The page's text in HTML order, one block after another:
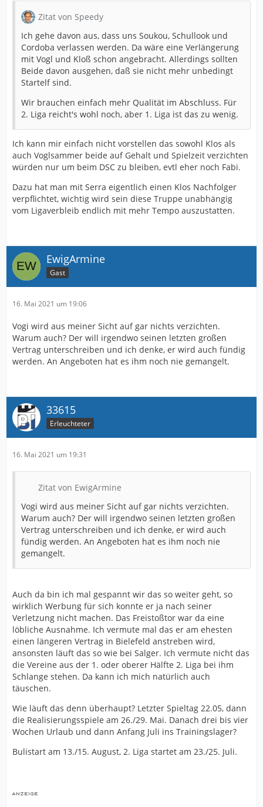
Zitat von Speedy
Ich gehe davon aus, dass uns Soukou, Schullook und
Cordoba verlassen werden. Da wäre eine Verlängerung
mit Vogl und Kloß schon angebracht. Allerdings sollten
Beide davon ausgehen, daß sie nicht mehr unbedingt
Startelf sind.
Wir brauchen einfach mehr Qualität im Abschluss. Für
2. Liga reicht's wohl noch, aber 1. Liga ist das zu wenig.
Ich kann mir einfach nicht vorstellen das sowohl Klos als
auch Voglsammer beide auf Gehalt und Spielzeit verzichten
würden nur um beim DSC zu bleiben, evtl eher noch Fabi.
Dazu hat man mit Serra eigentlich einen Klos Nachfolger
verpflichtet, wichtig wird sein diese Truppe unabhängig
vom Ligaverbleib endlich mit mehr Tempo auszustatten.
EwigArmine
Gast
16. Mai 2021 um 19:06
Vogi wird aus meiner Sicht auf gar nichts verzichten.
Warum auch? Der will irgendwo seinen letzten großen
Vertrag unterschreiben und ich denke, er wird auch fündig
werden. An Angeboten hat es ihm noch nie gemangelt.
33615
Erleuchteter
16. Mai 2021 um 19:31
Zitat von EwigArmine
Vogi wird aus meiner Sicht auf gar nichts verzichten.
Warum auch? Der will irgendwo seinen letzten großen
Vertrag unterschreiben und ich denke, er wird auch
fündig werden. An Angeboten hat es ihm noch nie
gemangelt.
Auch da bin ich mal gespannt wir das so weiter geht, so
wirklich Werbung für sich konnte er ja nach seiner
Verletzung nicht machen. Das Freistoßtor war da eine
löbliche Ausnahme. Ich vermute mal das er am ehesten
einen längeren Vertrag in Bielefeld anstreben wird,
ansonsten läuft das so wie bei Salger. Ich vermute nicht das
die Vereine aus der 1. oder oberer Hälfte 2. Liga bei ihm
Schlange stehen. Da kann ich mich natürlich auch
täuschen.
Wie läuft das denn überhaupt? Letzter Spieltag 22.05, dann
die Realisierungsspiele am 26./29. Mai. Danach drei bis vier
Wochen Urlaub und dann Anfang Juli ins Trainingslager?
Bulistart am 13./15. August, 2. Liga startet am 23./25. Juli.